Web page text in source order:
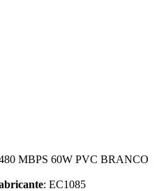
MBPS 60W PVC BRANCO
: EC1085